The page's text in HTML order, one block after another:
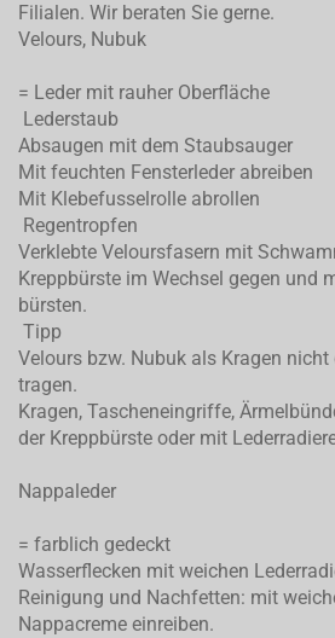
Filialen. Wir beraten Sie gerne.
Velours, Nubuk
= Leder mit rauher Oberfläche
Lederstaub
Absaugen mit dem Staubsauger
Mit feuchten Fensterleder abreiben
Mit Klebefusselrolle abrollen
Regentropfen
Verklebte Veloursfasern mit
Kreppbürste im Wechsel gegen und
bürsten.
Tipp
Velours bzw. Nubuk als Kragen
tragen.
Kragen, Tascheneingriffe,
der Kreppbürste oder mit
Nappaleder
= farblich gedeckt
Wasserflecken mit weichen
Reinigung und Nachfetten: mit
Nappacreme einreiben.